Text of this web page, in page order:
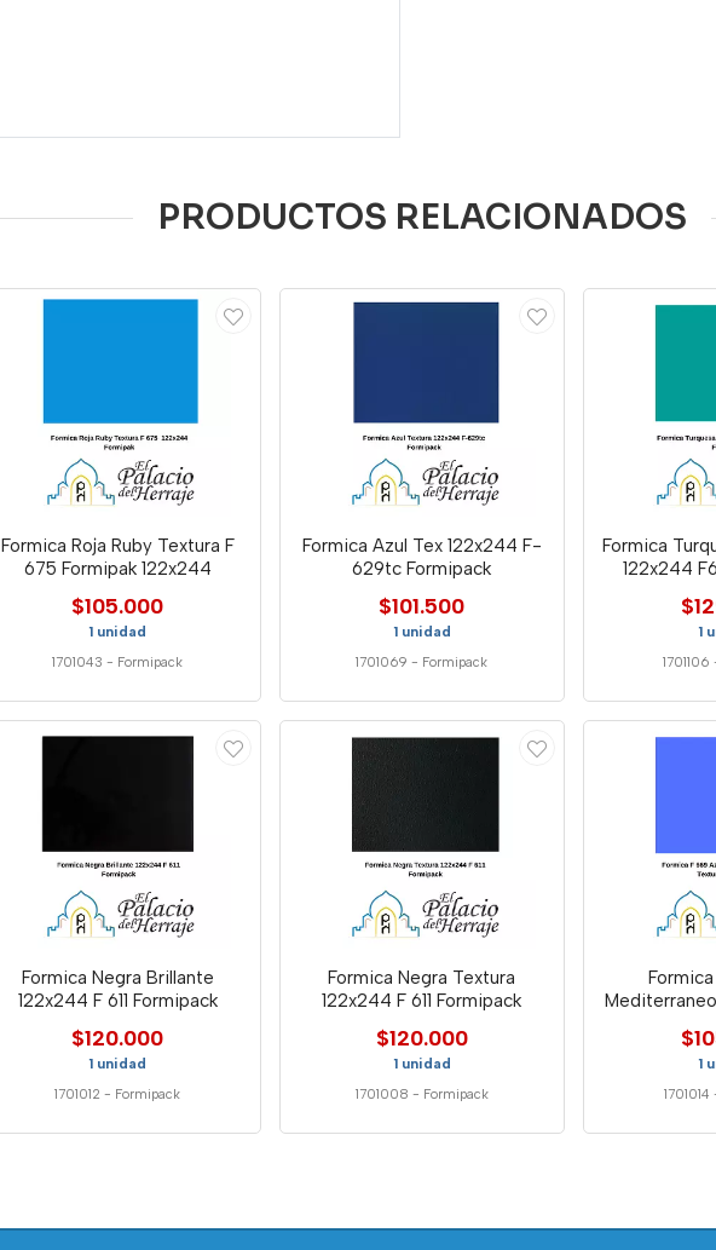
PRODUCTOS RELACIONADOS
Formica Roja Ruby Textura F
675 Formipak 122x244
$105.000
1 unidad
1701043 - Formipack
Formica Azul Tex 122x244 F-
629tc Formipack
$101.500
1 unidad
1701069 - Formipack
Formica
122x244
1
1701106
Formica Negra Brillante
122x244 F 611 Formipack
$120.000
1 unidad
1701012 - Formipack
Formica Negra Textura
122x244 F 611 Formipack
$120.000
1 unidad
1701008 - Formipack
1
1701014